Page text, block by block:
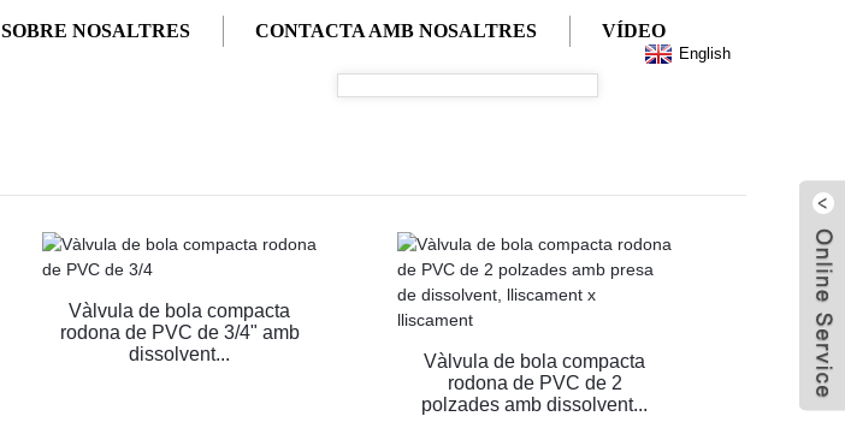
SOBRE NOSALTRES CONTACTA AMB NOSALTRES VÍDEO
English
Vàlvula de bola compacta
rodona de PVC de 3/4" amb
dissolvent...
Vàlvula de bola compacta
rodona de PVC de 2
polzades amb dissolvent...